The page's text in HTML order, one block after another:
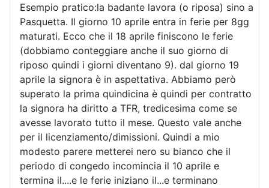
Esempio pratico:la badante lavora (o riposa) sino a
Pasquetta. Il giorno 10 aprile entra in ferie per 8gg
maturati. Ecco che il 18 aprile finiscono le ferie
(dobbiamo conteggiare anche il suo giorno di
riposo quindi i giorni diventano 9). dal giorno 19
aprile la signora è in aspettativa. Abbiamo però
superato la prima quindicina è quindi per contratto
la signora ha diritto a TFR, tredicesima come se
avesse lavorato tutto il mese. Questo vale anche
per il licenziamento/dimissioni. Quindi a mio
modesto parere metterei nero su bianco che il
periodo di congedo incomincia il 10 aprile e
termina il....e le ferie iniziano il...e terminano